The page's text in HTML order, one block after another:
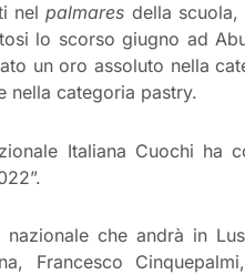
nelpalmares della
lo scorso giugno ad
un oro assoluto nella
nella categoria pastry.
Italiana Cuochi ha
che andrà in
Francesco